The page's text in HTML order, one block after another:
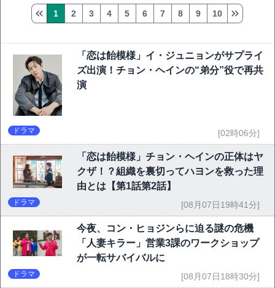
1 2 3 4 5 6 7 8 9 10
「恋は飴模様」イ・ジュニョンがサプライ
ズ出演！チョン・ヘインの“弟分”役で再共
演
ドラマ [02時06分]
「恋は飴模様」チョン・ヘインの正体はヤ
クザ！？組織を裏切ってハヨンを救った理
由とは【第1話第2話】
ドラマ [08月07日19時41分]
今夜、コン・ヒョジンらに迫る謎の危機
「人妻キラー」営業3課のワークショップ
が一転サバイバルに
ドラマ [08月07日18時30分]